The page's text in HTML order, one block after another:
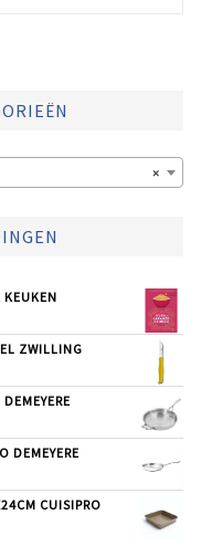
×
KEUKEN
ZWILLING
DEMEYERE
CUISIPRO